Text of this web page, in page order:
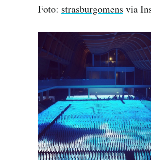
Foto: strasburgomens via